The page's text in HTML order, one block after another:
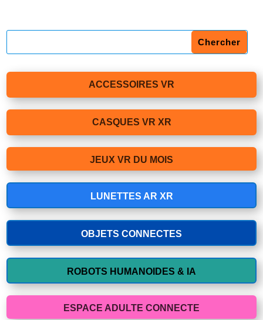
ACCESSOIRES VR
CASQUES VR XR
JEUX VR DU MOIS
LUNETTES AR XR
OBJETS CONNECTES
ROBOTS HUMANOIDES & IA
ESPACE ADULTE CONNECTE